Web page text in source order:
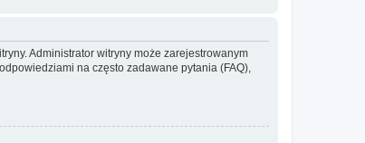
Administrator witryny może zarejestrowanym
na często zadawane pytania (FAQ),